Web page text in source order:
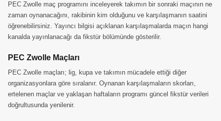
PEC Zwolle maç programını inceleyerek takımın bir sonraki maçının ne
zaman oynanacağını, rakibinin kim olduğunu ve karşılaşmanın saatini
öğrenebilirsiniz. Yayıncı bilgisi açıklanan karşılaşmalarda maçın hangi
kanalda yayınlanacağı da fikstür bölümünde gösterilir.
PEC Zwolle Maçları
PEC Zwolle maçları; lig, kupa ve takımın mücadele ettiği diğer
organizasyonlara göre sıralanır. Oynanan karşılaşmaların skorları,
ertelenen maçlar ve yaklaşan haftaların programı güncel fikstür verileri
doğrultusunda yenilenir.